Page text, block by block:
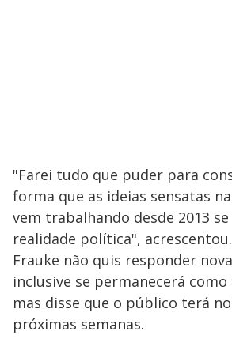
"Farei tudo que puder para
forma que as ideias sensatas
vem trabalhando desde 2013
realidade política", acrescentou.
Frauke não quis responder
inclusive se permanecerá
mas disse que o público terá
próximas semanas.